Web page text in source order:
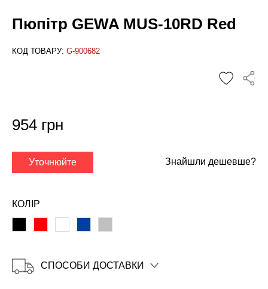
Пюпітр GEWA MUS-10RD Red
КОД ТОВАРУ: G-900682
✕
954 грн
Уточнюйте Знайшли дешевше?
КОЛІР
СПОСОБИ ДОСТАВКИ